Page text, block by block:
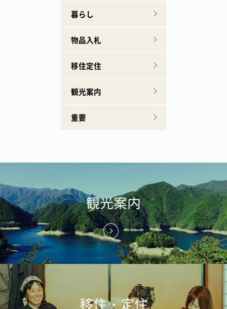
暮らし
物品入札
移住定住
観光案内
重要
観光案内
移住・定住